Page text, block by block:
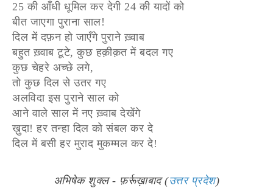
25 की आँधी धूमिल कर देगी 24 की यादों को
बीत जाएगा पुराना साल!
दिल में दफ़न हो जाएँगे पुराने ख़्वाब
बहुत ख़्वाब टूटे, कुछ हक़ीक़त में बदल गए
कुछ चेहरे अच्छे लगे,
तो कुछ दिल से उतर गए
अलविदा इस पुराने साल को
आने वाले साल में नए ख़्वाब देखेंगे
ख़ुदा! हर तन्हा दिल को संबल कर दे
दिल में बसी हर मुराद मुकम्मल कर दे!
अभिषेक शुक्ल - फ़र्रूख़ाबाद (उत्तर प्रदेश)